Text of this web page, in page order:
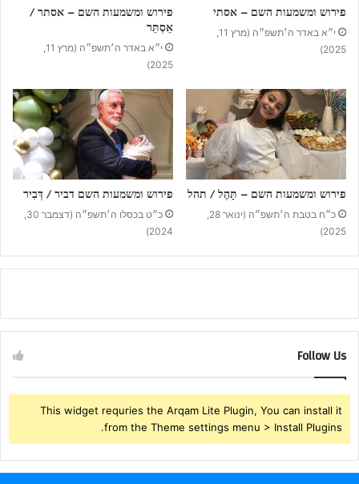
פירוש ומשמעות השם – אסתי
י״א באדר ה׳תשפ״ה (מרץ 11,
2025)
פירוש ומשמעות השם – אסתר /
אֵסְתֵּר
י״א באדר ה׳תשפ״ה (מרץ 11,
2025)
פירוש ומשמעות השם – תָּהֶל / תהל
2025)
פירוש ומשמעות השם דביר / דְּבִיר
2024)
Follow Us
This widget requries the Arqam Lite Plugin, You can install it
from the Theme settings menu > Install Plugins.